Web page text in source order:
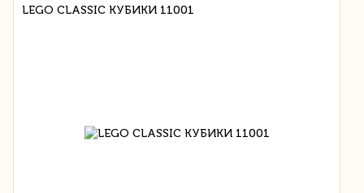
LEGO CLASSIC КУБИКИ 11001